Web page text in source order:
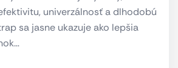
univerzálnosť a dlhodobú
sa jasne ukazuje ako lepšia